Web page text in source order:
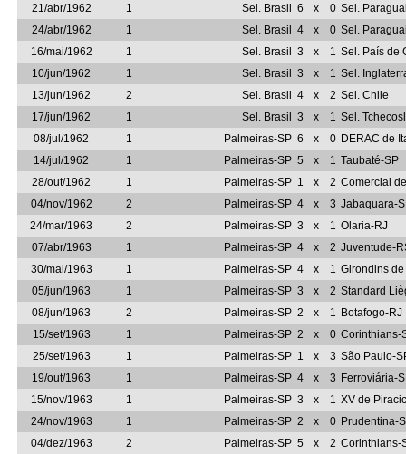
21/abr/1962
1 Sel. Brasil 6 x 0 Sel.
24/abr/1962
1 Sel. Brasil 4 x 0 Sel.
16/mai/1962
1 Sel. Brasil 3 x 1 Sel. País de
10/jun/1962
1 Sel. Brasil 3 x 1 Sel.
13/jun/1962
2 Sel. Brasil 4 x 2 Sel. Chile
17/jun/1962
1 Sel. Brasil 3 x 1 Sel.
08/jul/1962
1 Palmeiras-SP 6 x 0 DERAC de
14/jul/1962
1 Palmeiras-SP 5 x 1 Taubaté-SP
28/out/1962
1 Palmeiras-SP 1 x 2 Comercial
04/nov/1962
2 Palmeiras-SP 4 x 3 Jabaquara-
24/mar/1963
2 Palmeiras-SP 3 x 1 Olaria-RJ
07/abr/1963
1 Palmeiras-SP 4 x 2 Juventude-
30/mai/1963
1 Palmeiras-SP 4 x 1 Girondins
05/jun/1963
1 Palmeiras-SP 3 x 2 Standard
08/jun/1963
2 Palmeiras-SP 2 x 1 Botafogo-RJ
15/set/1963
1 Palmeiras-SP 2 x 0 Corinthians-
25/set/1963
1 Palmeiras-SP 1 x 3 São Paulo-
19/out/1963
1 Palmeiras-SP 4 x 3 Ferroviária-
15/nov/1963
1 Palmeiras-SP 3 x 1 XV de
24/nov/1963
1 Palmeiras-SP 2 x 0 Prudentina-
04/dez/1963
2 Palmeiras-SP 5 x 2 Corinthians-